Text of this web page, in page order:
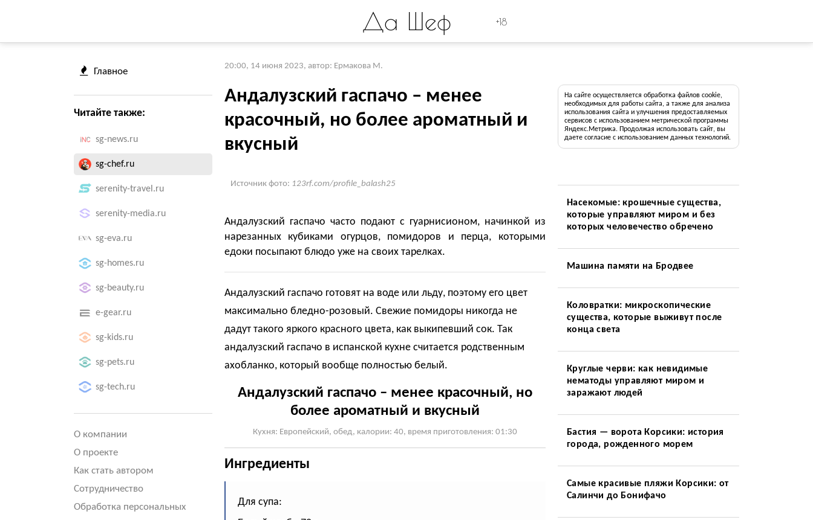
Да Шеф +18
Главное
Читайте также:
sg-news.ru
sg-chef.ru
serenity-travel.ru
serenity-media.ru
sg-eva.ru
sg-homes.ru
sg-beauty.ru
e-gear.ru
sg-kids.ru
sg-pets.ru
sg-tech.ru
О компании
О проекте
Как стать автором
Сотрудничество
Обработка персональных
20:00, 14 июня 2023, автор: Ермакова М.
Андалузский гаспачо – менее
красочный, но более ароматный и
вкусный
Источник фото: 123rf.com/profile_balash25
Андалузский гаспачо часто подают с гуарнисионом, начинкой из
нарезанных кубиками огурцов, помидоров и перца, которыми
едоки посыпают блюдо уже на своих тарелках.
Андалузский гаспачо готовят на воде или льду, поэтому его цвет
максимально бледно-розовый. Свежие помидоры никогда не
дадут такого яркого красного цвета, как выкипевший сок. Так
андалузский гаспачо в испанской кухне считается родственным
ахобланко, который вообще полностью белый.
Андалузский гаспачо – менее красочный, но
более ароматный и вкусный
Кухня: Европейский, обед, калории: 40, время приготовления: 01:30
Ингредиенты
Для супа:
На сайте осуществляется обработка файлов cookie,
необходимых для работы сайта, а также для анализа
использования сайта и улучшения предоставляемых
сервисов с использованием метрической программы
Яндекс.Метрика. Продолжая использовать сайт, вы
даете согласие с использованием данных технологий.
Насекомые: крошечные существа,
которые управляют миром и без
которых человечество обречено
Машина памяти на Бродвее
Коловратки: микроскопические
существа, которые выживут после
конца света
Круглые черви: как невидимые
нематоды управляют миром и
заражают людей
Бастия — ворота Корсики: история
города, рожденного морем
Самые красивые пляжи Корсики: от
Салинчи до Бонифачо